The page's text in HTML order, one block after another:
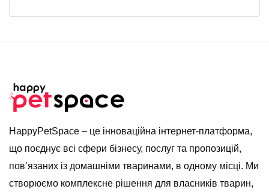
HappyPetSpace – це інноваційна інтернет-платформа,
що поєднує всі сфери бізнесу, послуг та пропозицій,
пов’язаних із домашніми тваринами, в одному місці. Ми
створюємо комплексне рішення для власників тварин,